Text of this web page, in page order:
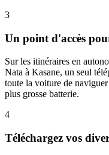
3
Un point d'accès
Sur les itinéraires en
Nata à Kasane, un seul
toute la voiture de
plus grosse batterie.
4
Téléchargez vos